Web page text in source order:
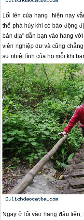
Lối lên của hang hiện nay
thể phá hủy khi có báo động
bản địa" dẫn bạn vào hang
viên nghiệp dư và cũng
sự nhiệt tình của họ mỗi khi
Ngay ở lối vào hang đầu